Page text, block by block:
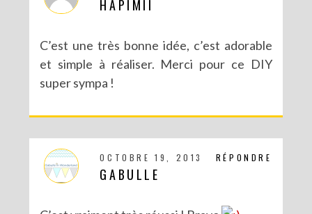
HAPIMII
C’est une très bonne idée, c’est adorable
et simple à réaliser. Merci pour ce DIY
super sympa !
RÉPONDRE
OCTOBRE 19, 2013
GABULLE